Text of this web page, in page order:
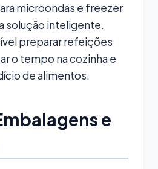
microondas e freezer
solução inteligente.
preparar refeições
o tempo na cozinha e
de alimentos.
e